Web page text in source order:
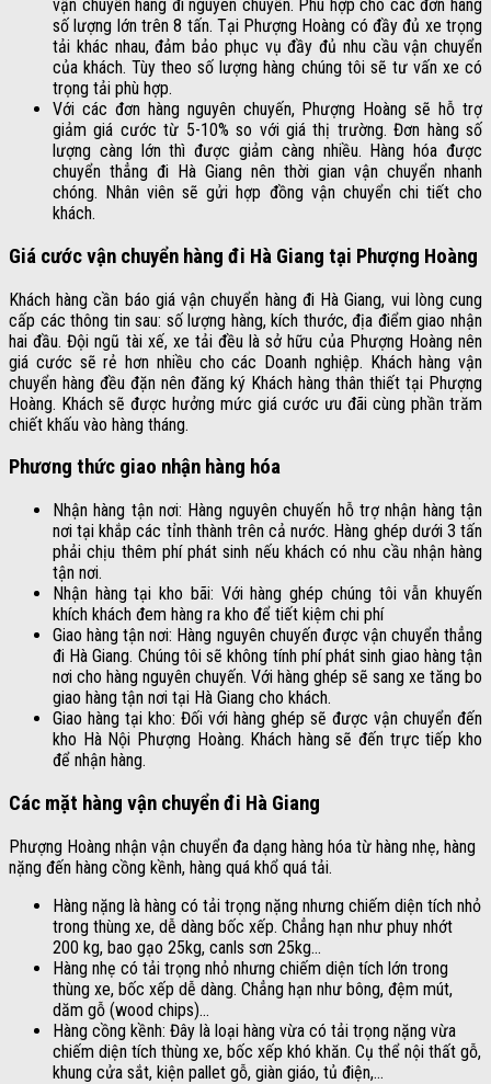
vận chuyển hàng đi nguyên chuyến. Phù hợp cho các đơn hàng
số lượng lớn trên 8 tấn. Tại Phượng Hoàng có đầy đủ xe trọng
tải khác nhau, đảm bảo phục vụ đầy đủ nhu cầu vận chuyển
của khách. Tùy theo số lượng hàng chúng tôi sẽ tư vấn xe có
trọng tải phù hợp.
Với các đơn hàng nguyên chuyến, Phượng Hoàng sẽ hỗ trợ
giảm giá cước từ 5-10% so với giá thị trường. Đơn hàng số
lượng càng lớn thì được giảm càng nhiều. Hàng hóa được
chuyển thẳng đi Hà Giang nên thời gian vận chuyển nhanh
chóng. Nhân viên sẽ gửi hợp đồng vận chuyển chi tiết cho
khách.
Giá cước vận chuyển hàng đi Hà Giang tại Phượng Hoàng
Khách hàng cần báo giá vận chuyển hàng đi Hà Giang, vui lòng cung
cấp các thông tin sau: số lượng hàng, kích thước, địa điểm giao nhận
hai đầu. Đội ngũ tài xế, xe tải đều là sở hữu của Phượng Hoàng nên
giá cước sẽ rẻ hơn nhiều cho các Doanh nghiệp. Khách hàng vận
chuyển hàng đều đặn nên đăng ký Khách hàng thân thiết tại Phượng
Hoàng. Khách sẽ được hưởng mức giá cước ưu đãi cùng phần trăm
chiết khấu vào hàng tháng.
Phương thức giao nhận hàng hóa
Nhận hàng tận nơi: Hàng nguyên chuyến hỗ trợ nhận hàng tận
nơi tại khắp các tỉnh thành trên cả nước. Hàng ghép dưới 3 tấn
phải chịu thêm phí phát sinh nếu khách có nhu cầu nhận hàng
tận nơi.
Nhận hàng tại kho bãi: Với hàng ghép chúng tôi vẫn khuyến
khích khách đem hàng ra kho để tiết kiệm chi phí
Giao hàng tận nơi: Hàng nguyên chuyến được vận chuyển thẳng
đi Hà Giang. Chúng tôi sẽ không tính phí phát sinh giao hàng tận
nơi cho hàng nguyên chuyến. Với hàng ghép sẽ sang xe tăng bo
giao hàng tận nơi tại Hà Giang cho khách.
Giao hàng tại kho: Đối với hàng ghép sẽ được vận chuyển đến
kho Hà Nội Phượng Hoàng. Khách hàng sẽ đến trực tiếp kho
để nhận hàng.
Các mặt hàng vận chuyển đi Hà Giang
Phượng Hoàng nhận vận chuyển đa dạng hàng hóa từ hàng nhẹ, hàng
nặng đến hàng cồng kềnh, hàng quá khổ quá tải.
Hàng nặng là hàng có tải trọng nặng nhưng chiếm diện tích nhỏ
trong thùng xe, dễ dàng bốc xếp. Chẳng hạn như phuy nhớt
200 kg, bao gạo 25kg, canls sơn 25kg…
Hàng nhẹ có tải trọng nhỏ nhưng chiếm diện tích lớn trong
thùng xe, bốc xếp dễ dàng. Chẳng hạn như bông, đệm mút,
dăm gỗ (wood chips)…
Hàng cồng kềnh: Đây là loại hàng vừa có tải trọng nặng vừa
chiếm diện tích thùng xe, bốc xếp khó khăn. Cụ thể nội thất gỗ,
khung cửa sắt, kiện pallet gỗ, giàn giáo, tủ điện,…